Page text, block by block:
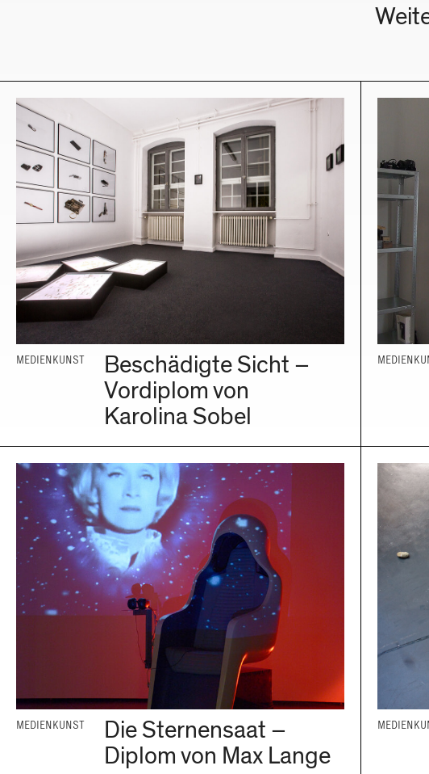
MEDIENKUNST
Beschädigte Sicht –
Vordiplom von
Karolina Sobel
MEDIENKUNST
Die Sternensaat –
Diplom von Max Lange